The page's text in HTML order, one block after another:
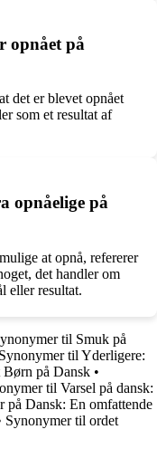
opnået på
det er blevet opnået
som et resultat af
opnåelige på
at opnå, refererer
det handler om
eller resultat.
til Smuk på
Synonymer til Yderligere:
på Dansk •
til Varsel på dansk:
på Dansk: En omfattende
Synonymer til ordet